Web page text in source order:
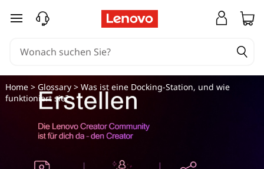
zum Hauptinhalt springen
Home> Glossary> Was ist eine Docking-Station, und wie
funktioniert sie?